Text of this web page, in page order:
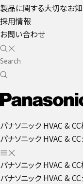
製品に関する大切なお
採用情報
お問い合わせ
パナソニック HVAC &
パナソニック HVAC &
パナソニック HVAC &
パナソニック HVAC &